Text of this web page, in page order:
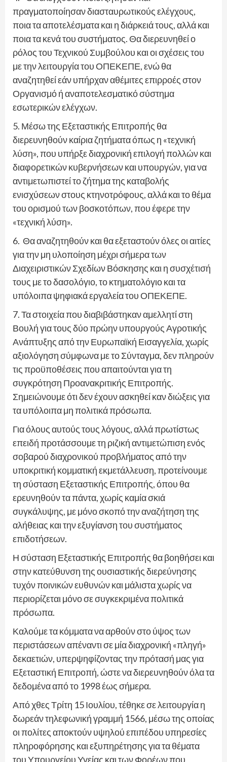
πραγματοποίησαν διασταυρωτικούς ελέγχους,
ποια τα αποτελέσματα και η διάρκειά τους, αλλά και
ποια τα κενά του συστήματος. Θα διερευνηθεί ο
ρόλος του Τεχνικού Συμβούλου και οι σχέσεις του
με την λειτουργία του ΟΠΕΚΕΠΕ, ενώ θα
αναζητηθεί εάν υπήρχαν αθέμιτες επιρροές στον
Οργανισμό ή αναποτελεσματικό σύστημα
εσωτερικών ελέγχων.
5. Μέσω της Εξεταστικής Επιτροπής θα
διερευνηθούν καίρια ζητήματα όπως η «τεχνική
λύση», που υπήρξε διαχρονική επιλογή πολλών και
διαφορετικών κυβερνήσεων και υπουργών, για να
αντιμετωπιστεί το ζήτημα της καταβολής
ενισχύσεων στους κτηνοτρόφους, αλλά και το θέμα
του ορισμού των βοσκοτόπων, που έφερε την
«τεχνική λύση».
6. Θα αναζητηθούν και θα εξεταστούν όλες οι αιτίες
για την μη υλοποίηση μέχρι σήμερα των
Διαχειριστικών Σχεδίων Βόσκησης και η συσχέτισή
τους με το δασολόγιο, το κτηματολόγιο και τα
υπόλοιπα ψηφιακά εργαλεία του ΟΠΕΚΕΠΕ.
7. Τα στοιχεία που διαβιβάστηκαν αμελλητί στη
Βουλή για τους δύο πρώην υπουργούς Αγροτικής
Ανάπτυξης από την Ευρωπαϊκή Εισαγγελία, χωρίς
αξιολόγηση σύμφωνα με το Σύνταγμα, δεν πληρούν
τις προϋποθέσεις που απαιτούνται για τη
συγκρότηση Προανακριτικής Επιτροπής.
Σημειώνουμε ότι δεν έχουν ασκηθεί καν διώξεις για
τα υπόλοιπα μη πολιτικά πρόσωπα.
Για όλους αυτούς τους λόγους, αλλά πρωτίστως
επειδή προτάσσουμε τη ριζική αντιμετώπιση ενός
σοβαρού διαχρονικού προβλήματος από την
υποκριτική κομματική εκμετάλλευση, προτείνουμε
τη σύσταση Εξεταστικής Επιτροπής, όπου θα
ερευνηθούν τα πάντα, χωρίς καμία σκιά
συγκάλυψης, με μόνο σκοπό την αναζήτηση της
αλήθειας και την εξυγίανση του συστήματος
επιδοτήσεων.
Η σύσταση Εξεταστικής Επιτροπής θα βοηθήσει και
στην κατεύθυνση της ουσιαστικής διερεύνησης
τυχόν ποινικών ευθυνών και μάλιστα χωρίς να
περιορίζεται μόνο σε συγκεκριμένα πολιτικά
πρόσωπα.
Καλούμε τα κόμματα να αρθούν στο ύψος των
περιστάσεων απέναντι σε μία διαχρονική «πληγή»
δεκαετιών, υπερψηφίζοντας την πρότασή μας για
Εξεταστική Επιτροπή, ώστε να διερευνηθούν όλα τα
δεδομένα από το 1998 έως σήμερα.
Από χθες Τρίτη 15 Ιουλίου, τέθηκε σε λειτουργία η
δωρεάν τηλεφωνική γραμμή 1566, μέσω της οποίας
οι πολίτες αποκτούν υψηλού επιπέδου υπηρεσίες
πληροφόρησης και εξυπηρέτησης για τα θέματα
του Υπουργείου Υγείας και των Φορέων που